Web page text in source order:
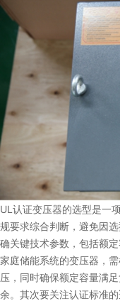
UL认证变压器的选型是一
规要求综合判断，避免因
确关键技术参数，包括额
家庭储能系统的变压器，
压，同时确保额定容量满
余。其次要关注认证标准